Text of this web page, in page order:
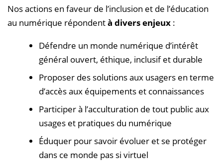
Nos actions en faveur de l’inclusion et de l’éducation
au numérique répondentà divers enjeux :
Défendre un monde numérique d’intérêt
général ouvert, éthique, inclusif et durable
Proposer des solutions aux usagers en terme
d’accès aux équipements et connaissances
Participer à l’acculturation de tout public aux
usages et pratiques du numérique
Éduquer pour savoir évoluer et se protéger
dans ce monde pas si virtuel